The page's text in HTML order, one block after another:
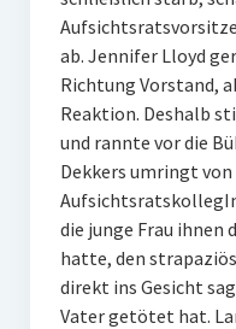
ab. Jennifer Lloyd
Richtung Vorstand,
Reaktion. Deshalb
und rannte vor die
Dekkers umringt
die junge Frau ihnen
hatte, den
direkt ins Gesicht
Vater getötet hat.